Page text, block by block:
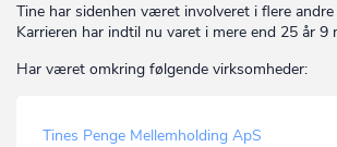
Tine har sidenhen været involveret i flere
Karrieren har indtil nu varet i mere end 25 år 9
Har været omkring følgende virksomheder:
Tines Penge Mellemholding ApS